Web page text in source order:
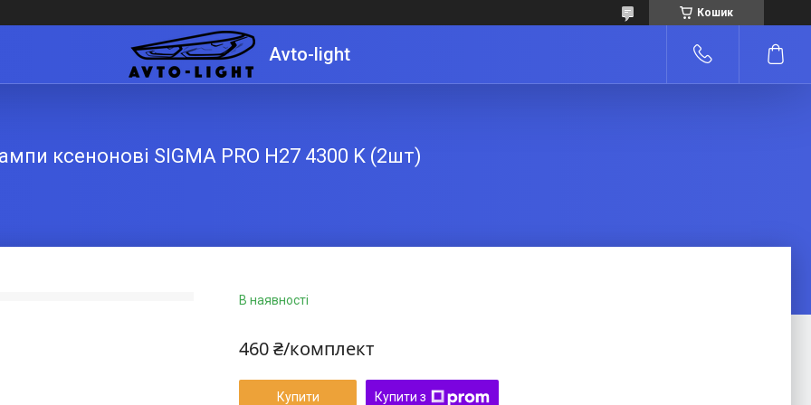
Кошик
Avto-light
ксенонові SIGMA PRO H27 4300 K (2шт)
В наявності
460 ₴/комплект
Купити Купити з